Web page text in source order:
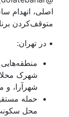
اصلی، انهدام
متوقف‌کردن
▪ در تهران:
منطقه‌هایی
شهرک
شهرآرا، و
حمله
محل